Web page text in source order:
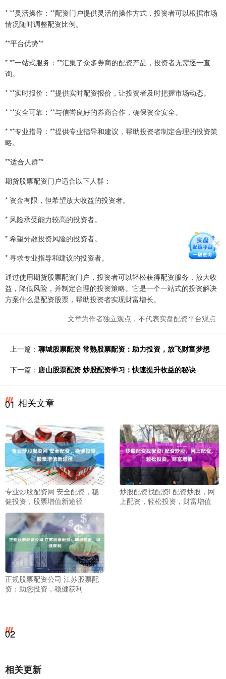
* **灵活操作：**配资门户提供灵活的操作方式，投资者可以根据市场
情况随时调整配资比例。
**平台优势**
* **一站式服务：**汇集了众多券商的配资产品，投资者无需逐一查
询。
* **实时报价：**提供实时配资报价，让投资者及时把握市场动态。
* **安全可靠：**与信誉良好的券商合作，确保资金安全。
* **专业指导：**提供专业指导和建议，帮助投资者制定合理的投资策
略。
**适合人群**
期货股票配资门户适合以下人群：
* 资金有限，但希望放大收益的投资者。
* 风险承受能力较高的投资者。
* 希望分散投资风险的投资者。
* 寻求专业指导和建议的投资者。
通过使用期货股票配资门户，投资者可以轻松获得配资服务，放大收
益，降低风险，并制定合理的投资策略。它是一个一站式的投资解决
方案什么是配资股票，帮助投资者实现财富增长。
文章为作者独立观点，不代表实盘配资平台观点
上一篇： 聊城股票配资 常熟股票配资：助力投资，放飞财富梦想
下一篇： 唐山股票配资 炒股配资学习：快速提升收益的秘诀
01 相关文章
专业炒股配资网 安全配资，稳
健投资，股票增值新途径
炒股配资找配资i 配资炒股，网
上配资，轻松投资，财富增值
正规股票配资公司 江苏股票配
资：助您投资，稳健获利
02
相关更新